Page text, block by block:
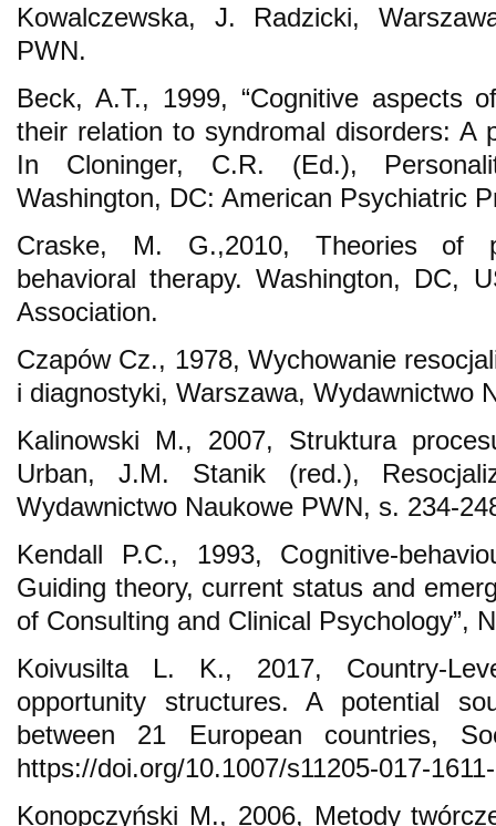
Kowalczewska, J. Radzicki,
PWN.
Beck, A.T., 1999, “Cognitive aspects
their relation to syndromal disorders: A
In Cloninger, C.R. (Ed.),
Washington, DC: American Psychiatric
Craske, M. G.,2010, Theories of
behavioral therapy. Washington, DC,
Association.
Czapów Cz., 1978, Wychowanie
i diagnostyki, Warszawa, Wydawnictwo
Kalinowski M., 2007, Struktura
Urban, J.M. Stanik (red.),
Wydawnictwo Naukowe PWN, s. 234-
Kendall P.C., 1993, Cognitive-
Guiding theory, current status and
of Consulting and Clinical Psychology”,
Koivusilta L. K., 2017, Country-
opportunity structures. A potential
between 21 European countries,
https://doi.org/10.1007/s11205-017-
Konopczyński M., 2006, Metody